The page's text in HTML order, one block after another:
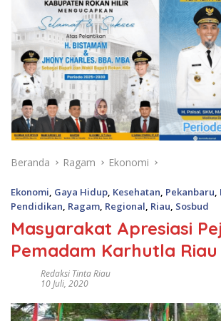
Beranda Ragam Ekonomi
Ekonomi Gaya Hidup Kesehatan Pekanbaru
Pendidikan Ragam Regional Riau Sosbud
Masyarakat Apresiasi
Pemadam Karhutla Riau
Redaksi Tinta Riau
10 Juli, 2020